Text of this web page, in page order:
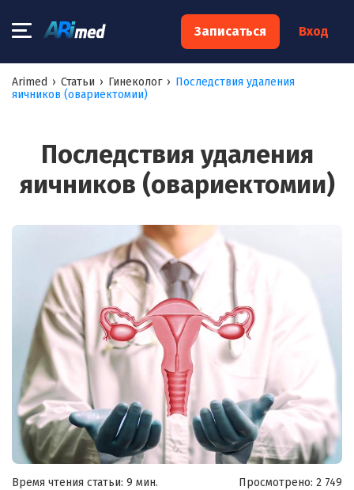
Записаться Вход
Arimed › Статьи › Гинеколог › Последствия удаления
яичников (овариектомии)
Последствия удаления
яичников (овариектомии)
Время чтения статьи: 9 мин. Просмотрено: 2 749
×
Запишитесь на консультацию к
специалисту
Ваш телефон:*
Я согласен наобработку моих персональных данных